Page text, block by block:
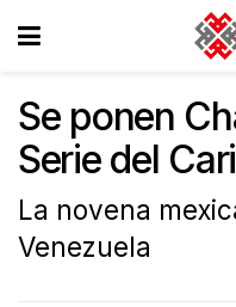
Se ponen
Serie del
La novena
Venezuela